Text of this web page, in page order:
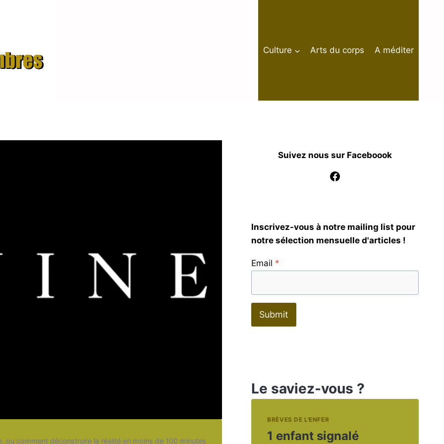
Culture
Arts du corps A méditer
ou comment déconstruire la réalité en moins de 100 minutes
Suivez nous sur Faceboook
Facebook
Inscrivez-vous à notre mailing list pour
notre sélection mensuelle d'articles !
Email *
Submit
Le saviez-vous ?
BRÈVES DE L'ENFER
1 enfant signalé